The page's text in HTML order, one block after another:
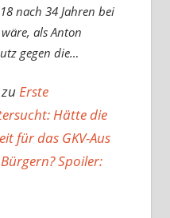
nach 34 Jahren bei
als Anton
gegen die…
Erste
Hätte die
für das GKV-Aus
Spoiler: